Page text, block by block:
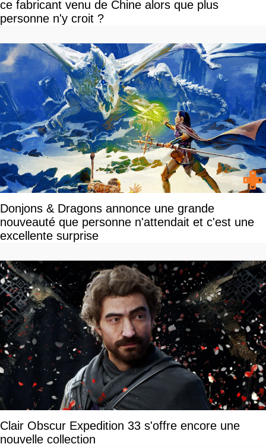
ce fabricant venu de Chine alors que plus
personne n'y croit ?
Donjons & Dragons annonce une grande
nouveauté que personne n'attendait et c'est une
excellente surprise
Clair Obscur Expedition 33 s'offre encore une
nouvelle collection